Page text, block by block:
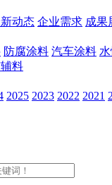
动态 企业需求 成果
防腐涂料 汽车涂料
料
2025 2023 2022 2021